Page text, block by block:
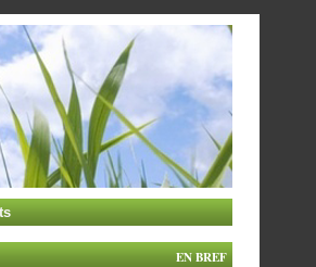
EN BREF